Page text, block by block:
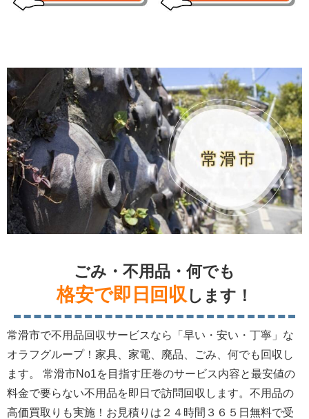
ごみ・不用品・何でも
格安で即日回収 します！
常滑市で不用品回収サービスなら「早い・安い・丁寧」な
オラフグループ！家具、家電、廃品、ごみ、何でも回収し
ます。 常滑市No1を目指す圧巻のサービス内容と最安値の
料金で要らない不用品を即日で訪問回収します。不用品の
高価買取りも実施！お見積りは２４時間３６５日無料で受